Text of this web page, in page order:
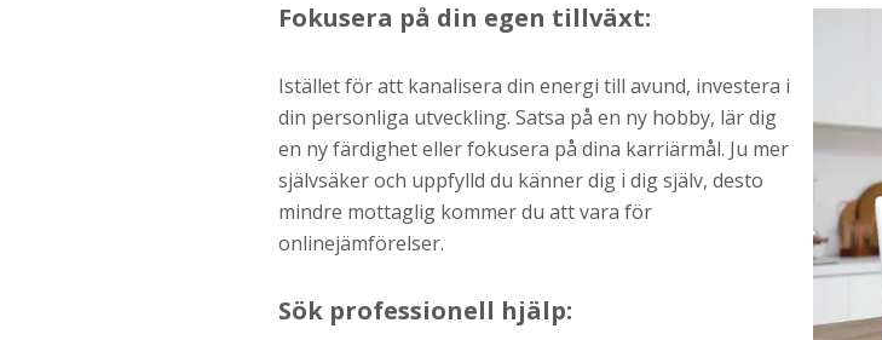
Fokusera på din egen tillväxt:
Istället för att kanalisera din energi till avund, investera i
din personliga utveckling. Satsa på en ny hobby, lär dig
en ny färdighet eller fokusera på dina karriärmål. Ju mer
självsäker och uppfylld du känner dig i dig själv, desto
mindre mottaglig kommer du att vara för
onlinejämförelser.
Sök professionell hjälp: